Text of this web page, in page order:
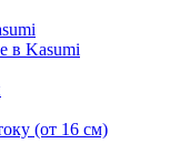
в Kasumi
(от 16 см)